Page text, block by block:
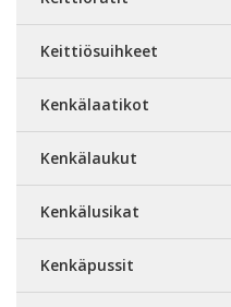
Keittiösuihkeet
Kenkälaatikot
Kenkälaukut
Kenkälusikat
Kenkäpussit